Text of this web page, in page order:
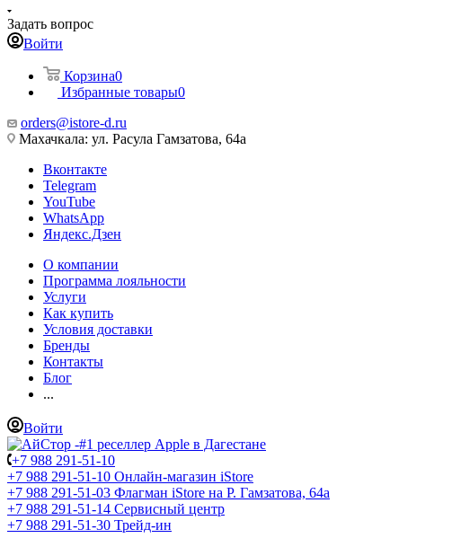
Задать вопрос
Войти
Корзина0
Избранные товары0
orders@istore-d.ru
Махачкала: ул. Расула Гамзатова, 64а
Вконтакте
Telegram
YouTube
WhatsApp
Яндекс.Дзен
О компании
Программа лояльности
Услуги
Как купить
Условия доставки
Бренды
Контакты
Блог
...
Войти
+7 988 291-51-10
+7 988 291-51-10 Онлайн-магазин iStore
+7 988 291-51-03 Флагман iStore на Р. Гамзатова, 64а
+7 988 291-51-14 Сервисный центр
+7 988 291-51-30 Трейд-ин